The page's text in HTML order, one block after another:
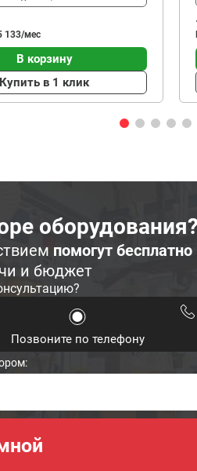
133/мес
В корзину
Купить в 1 клик
оборудования?
помогут бесплатно
и бюджет
Позвоните по телефону